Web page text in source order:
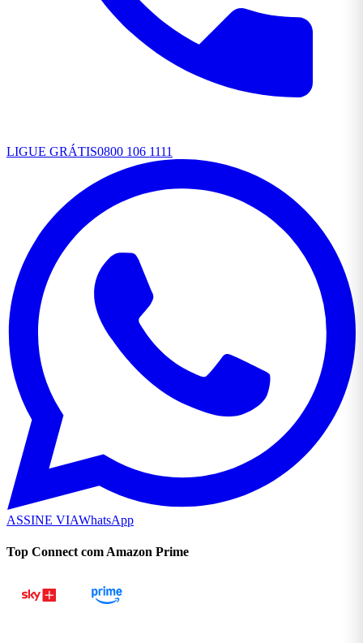
LIGUE GRÁTIS0800 106 1111
ASSINE VIAWhatsApp
Top Connect com Amazon Prime